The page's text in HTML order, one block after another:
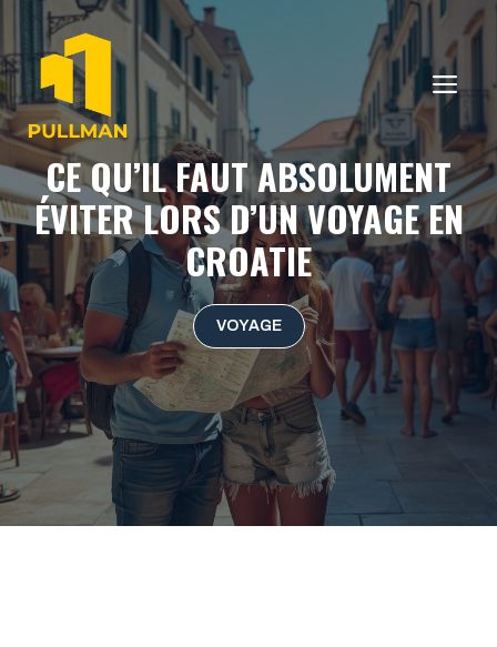
contenu
CE QU’IL FAUT ABSOLUMENT
ÉVITER LORS D’UN VOYAGE EN
CROATIE
VOYAGE